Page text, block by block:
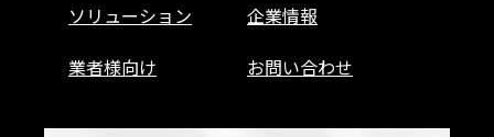
ソリューション
企業情報
業者様向け
お問い合わせ